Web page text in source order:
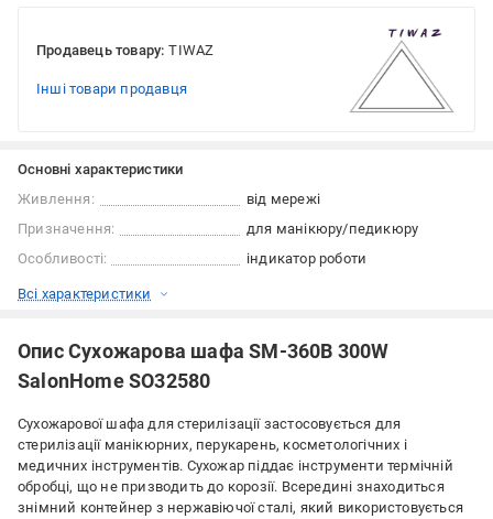
Продавець товару: TIWAZ
Інші товари продавця
Основні характеристики
Живлення:
від мережі
Призначення:
для манікюру/педикюру
Особливості:
індикатор роботи
Всі характеристики
Опис Сухожарова шафа SM-360B 300W
SalonHome SO32580
Сухожарової шафа для стерилізації застосовується для
стерилізації манікюрних, перукарень, косметологічних і
медичних інструментів. Сухожар піддає інструменти термічній
обробці, що не призводить до корозії. Всередині знаходиться
знімний контейнер з нержавіючої сталі, який використовується